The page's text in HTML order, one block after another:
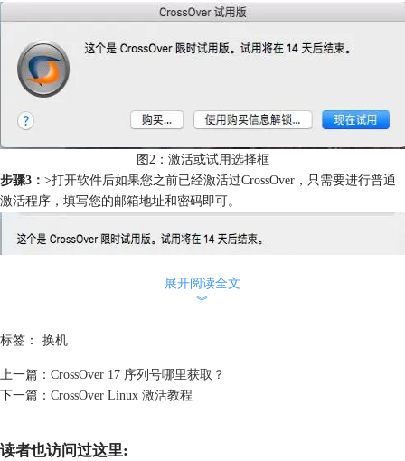
图2：激活或试用选择框
步骤3： >打开软件后如果您之前已经激活过CrossOver，只需要进行普通
激活程序，填写您的邮箱地址和密码即可。
展开阅读全文
︾
标签： 换机
上一篇： CrossOver 17 序列号哪里获取？
下一篇： CrossOver Linux 激活教程
读者也访问过这里: